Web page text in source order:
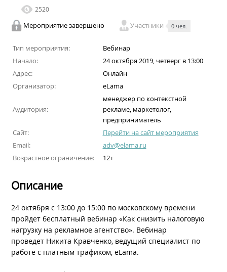
2520
Мероприятие завершено Участники 0 чел.
Тип мероприятия:
Вебинар
Начало:
24 октября 2019, четверг в 13:00
Адрес:
Онлайн
Организатор:
eLama
Аудитория:
менеджер по контекстной
рекламе, маркетолог,
предприниматель
Сайт:
Перейти на сайт мероприятия
Email:
adv@elama.ru
Возрастное ограничение:
12+
Описание
24 октября с 13:00 до 15:00 по московскому времени
пройдет бесплатный вебинар «Как снизить налоговую
нагрузку на рекламное агентство». Вебинар
проведет Никита Кравченко, ведущий специалист по
работе с платным трафиком, eLama.